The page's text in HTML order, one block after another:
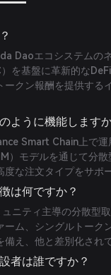
Daoエコシステムの
を基盤に革新的な
ークン報酬を提供する
テムの発展に関する投
手数料は全PDAOトー
ように機能します
Smart Chain上で
）モデルを通じて分
度な注文タイプをサポ
は何ですか？
ュニティ主導の分散型
ーム、シングルトーク
備え、他と差別化され
者は誰ですか？